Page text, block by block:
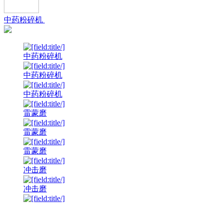
中药粉碎机
中药粉碎机
中药粉碎机
中药粉碎机
雷蒙磨
雷蒙磨
雷蒙磨
冲击磨
冲击磨